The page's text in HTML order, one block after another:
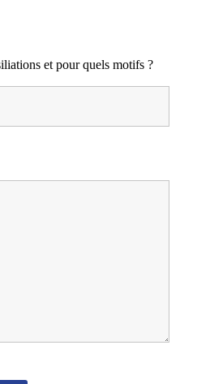
et pour quels motifs ?